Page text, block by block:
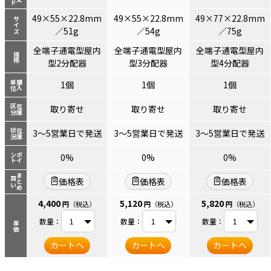
サイズ
規格
購入
単位
在庫
区分
在庫
状況
ポイ
ント
まとめ
買い
単価
49×55×22.8mm
／51g
49×55×22.8mm
／54g
49×77×22.8mm
／75g
全端子通電型屋内
型2分配器
全端子通電型屋内
型3分配器
全端子通電型屋内
型4分配器
1個
1個
1個
取り寄せ
取り寄せ
取り寄せ
3～5営業日で発送
3～5営業日で発送
3～5営業日で発送
0%
0%
0%
価格表
価格表
価格表
4,400円 （税込）
数量：
カートへ
5,120 円（税込）
数量：
カートへ
5,820 円（税込）
数量：
カートへ